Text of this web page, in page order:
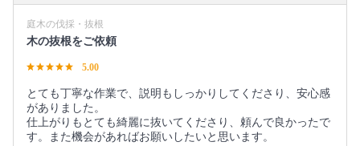
庭木の伐採・抜根
木の抜根をご依頼
5.00
とても丁寧な作業で、説明もしっかりしてくださり、安心感
がありました。
仕上がりもとても綺麗に抜いてくださり、頼んで良かったで
す。また機会があればお願いしたいと思います。